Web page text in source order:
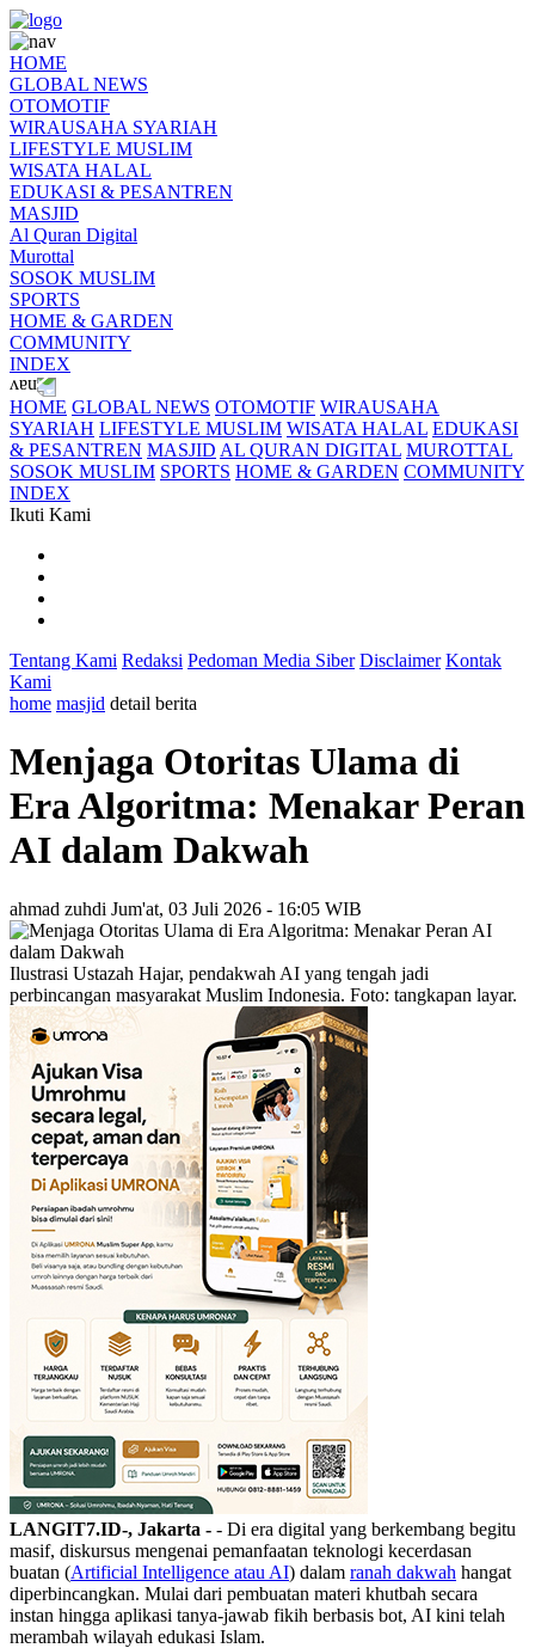
HOME
GLOBAL NEWS
OTOMOTIF
WIRAUSAHA SYARIAH
LIFESTYLE MUSLIM
WISATA HALAL
EDUKASI & PESANTREN
MASJID
Al Quran Digital
Murottal
SOSOK MUSLIM
SPORTS
HOME & GARDEN
COMMUNITY
INDEX
HOME GLOBAL NEWS OTOMOTIF WIRAUSAHA
SYARIAH LIFESTYLE MUSLIM WISATA HALAL EDUKASI
& PESANTREN MASJID AL QURAN DIGITAL MUROTTAL
SOSOK MUSLIM SPORTS HOME & GARDEN COMMUNITY
INDEX
Ikuti Kami
Tentang Kami Redaksi Pedoman Media Siber Disclaimer Kontak
Kami
home masjid detail berita
Menjaga Otoritas Ulama di
Era Algoritma: Menakar Peran
AI dalam Dakwah
ahmad zuhdi Jum'at, 03 Juli 2026 - 16:05 WIB
Ilustrasi Ustazah Hajar, pendakwah AI yang tengah jadi
perbincangan masyarakat Muslim Indonesia. Foto: tangkapan layar.
LANGIT7.ID-, Jakarta - - ‎Di era digital yang berkembang begitu
masif, diskursus mengenai pemanfaatan teknologi kecerdasan
buatan (Artificial Intelligence atau AI) dalam ranah dakwah hangat
diperbincangkan. Mulai dari pembuatan materi khutbah secara
instan hingga aplikasi tanya-jawab fikih berbasis bot, AI kini telah
merambah wilayah edukasi Islam.